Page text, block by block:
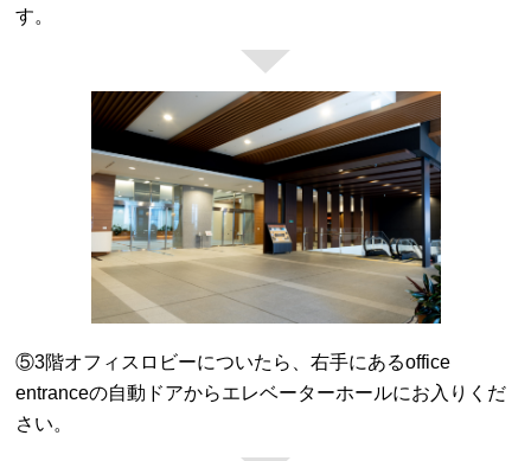
す。
⑤3階オフィスロビーについたら、右手にあるoffice
entranceの自動ドアからエレベーターホールにお入りくだ
さい。